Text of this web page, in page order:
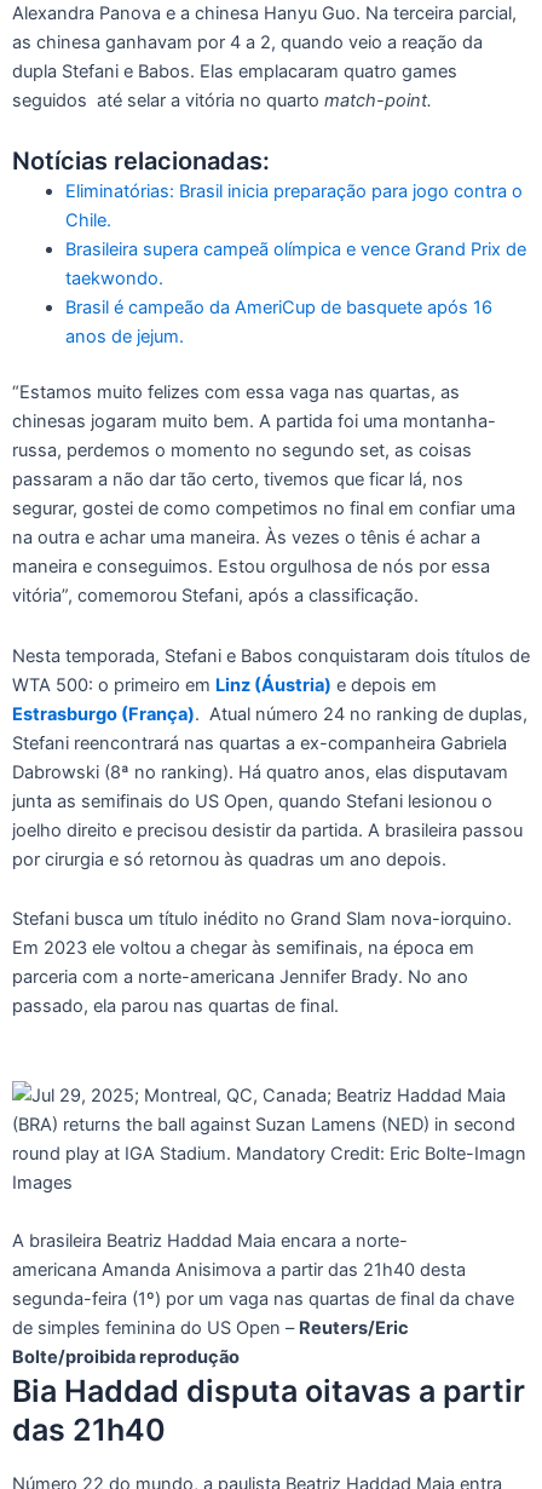
Alexandra Panova e a chinesa Hanyu Guo. Na terceira parcial,
as chinesa ganhavam por 4 a 2, quando veio a reação da
dupla Stefani e Babos. Elas emplacaram quatro games
seguidos até selar a vitória no quarto match-point.
Notícias relacionadas:
Eliminatórias: Brasil inicia preparação para jogo contra o
Chile.
Brasileira supera campeã olímpica e vence Grand Prix de
taekwondo.
Brasil é campeão da AmeriCup de basquete após 16
anos de jejum.
“Estamos muito felizes com essa vaga nas quartas, as
chinesas jogaram muito bem. A partida foi uma montanha-
russa, perdemos o momento no segundo set, as coisas
passaram a não dar tão certo, tivemos que ficar lá, nos
segurar, gostei de como competimos no final em confiar uma
na outra e achar uma maneira. Às vezes o tênis é achar a
maneira e conseguimos. Estou orgulhosa de nós por essa
vitória”, comemorou Stefani, após a classificação.
Nesta temporada, Stefani e Babos conquistaram dois títulos de
WTA 500: o primeiro em Linz (Áustria) e depois em
Estrasburgo (França). Atual número 24 no ranking de duplas,
Stefani reencontrará nas quartas a ex-companheira Gabriela
Dabrowski (8ª no ranking). Há quatro anos, elas disputavam
junta as semifinais do US Open, quando Stefani lesionou o
joelho direito e precisou desistir da partida. A brasileira passou
por cirurgia e só retornou às quadras um ano depois.
Stefani busca um título inédito no Grand Slam nova-iorquino.
Em 2023 ele voltou a chegar às semifinais, na época em
parceria com a norte-americana Jennifer Brady. No ano
passado, ela parou nas quartas de final.
A brasileira Beatriz Haddad Maia encara a norte-
americana Amanda Anisimova a partir das 21h40 desta
segunda-feira (1º) por um vaga nas quartas de final da chave
de simples feminina do US Open – Reuters/Eric
Bolte/proibida reprodução
Bia Haddad disputa oitavas a partir
das 21h40
Número 22 do mundo, a paulista Beatriz Haddad Maia entra